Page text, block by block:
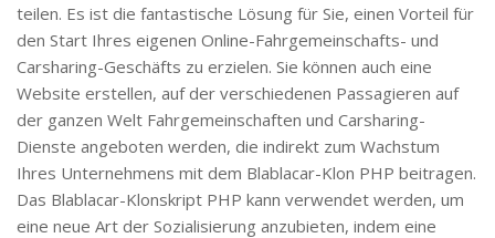
teilen. Es ist die fantastische Lösung für Sie, einen Vorteil für
den Start Ihres eigenen Online-Fahrgemeinschafts- und
Carsharing-Geschäfts zu erzielen. Sie können auch eine
Website erstellen, auf der verschiedenen Passagieren auf
der ganzen Welt Fahrgemeinschaften und Carsharing-
Dienste angeboten werden, die indirekt zum Wachstum
Ihres Unternehmens mit dem Blablacar-Klon PHP beitragen.
Das Blablacar-Klonskript PHP kann verwendet werden, um
eine neue Art der Sozialisierung anzubieten, indem eine